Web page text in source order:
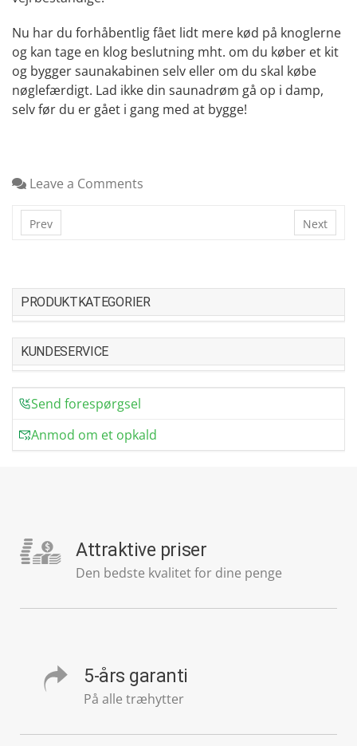
Nu har du forhåbentlig fået lidt mere kød på knoglerne
og kan tage en klog beslutning mht. om du køber et kit
og bygger saunakabinen selv eller om du skal købe
nøglefærdigt. Lad ikke din saunadrøm gå op i damp,
selv før du er gået i gang med at bygge!
Leave a Comments
Prev Next
PRODUKTKATEGORIER
KUNDESERVICE
Send forespørgsel
Anmod om et opkald
Attraktive priser
Den bedste kvalitet for dine penge
5-års garanti
På alle træhytter